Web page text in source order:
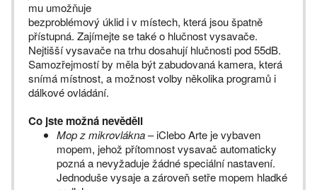
mu umožňuje
bezproblémový úklid i v místech, která jsou špatně
přístupná. Zajímejte se také o hlučnost vysavače.
Nejtišší vysavače na trhu dosahují hlučnosti pod 55dB.
Samozřejmostí by měla být zabudovaná kamera, která
snímá místnost, a možnost volby několika programů i
dálkové ovládání.
Co jste možná nevěděli
Mop z mikrovlákna– iClebo Arte je vybaven
mopem, jehož přítomnost vysavač automaticky
pozná a nevyžaduje žádné speciální nastavení.
Jednoduše vysaje a zároveň setře mopem hladké